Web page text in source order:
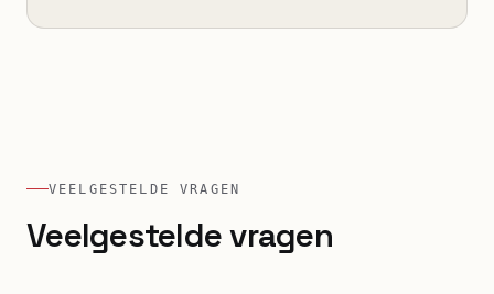
VEELGESTELDE VRAGEN
Veelgestelde vragen